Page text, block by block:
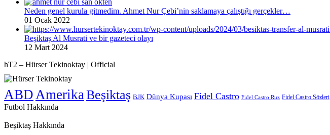
Neden genel kurula gitmedim. Ahmet Nur Çebi’nin saklamaya çalıştığı gerçekler…
01 Ocak 2022
Beşiktaş Al Musrati ve bir gazeteci olayı
12 Mart 2024
hT2 – Hürser Tekinoktay | Official
ABD Amerika Beşiktaş BJK Dünya Kupası Fidel Castro Fidel Castro Ruz Fidel Castro Sözleri
Futbol Hakkında
Beşiktaş Hakkında